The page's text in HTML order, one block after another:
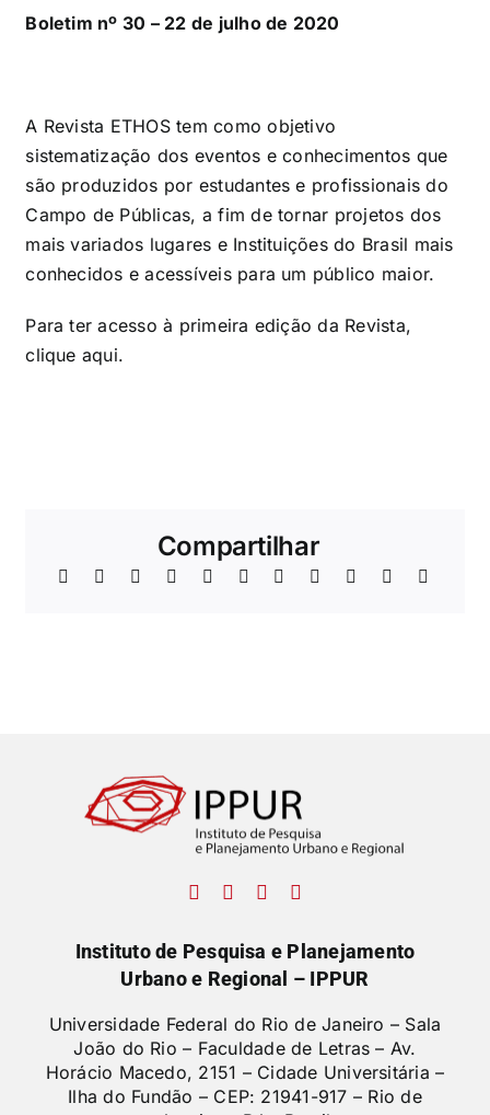
Boletim nº 30 – 22 de julho de 2020
A Revista ETHOS tem como objetivo
sistematização dos eventos e conhecimentos que
são produzidos por estudantes e profissionais do
Campo de Públicas, a fim de tornar projetos dos
mais variados lugares e Instituições do Brasil mais
conhecidos e acessíveis para um público maior.
Para ter acesso à primeira edição da Revista,
clique aqui.
Compartilhar
Instituto de Pesquisa e Planejamento
Urbano e Regional – IPPUR
Universidade Federal do Rio de Janeiro – Sala
João do Rio – Faculdade de Letras – Av.
Horácio Macedo, 2151 – Cidade Universitária –
Ilha do Fundão – CEP: 21941-917 – Rio de